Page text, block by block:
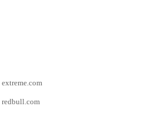
extreme.com
redbull.com